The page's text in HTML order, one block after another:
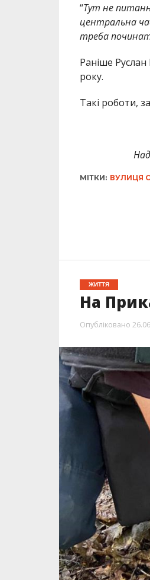
“Тут не
центральна
треба
Раніше
року.
Такі роботи,
МІТКИ: ВУЛИЦЯ
ЖИТТЯ
На
Опубліковано